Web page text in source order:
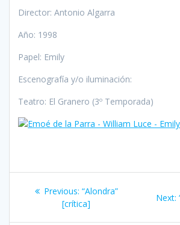
Director: Antonio Algarra
Año: 1998
Papel: Emily
Escenografía y/o iluminación:
Teatro: El Granero (3º Temporada)
Post
navigation
Previous: Previous
post:
“Alondra”
[crítica]
Next: